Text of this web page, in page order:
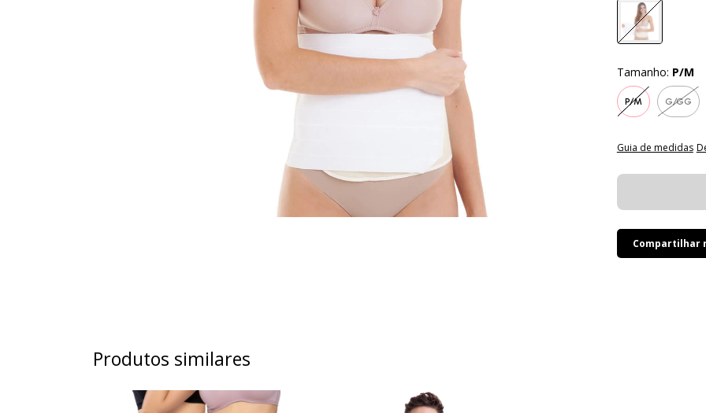
Tamanho: P/M
P/M G/GG
Guia de medidas
Compartilhar
Produtos similares